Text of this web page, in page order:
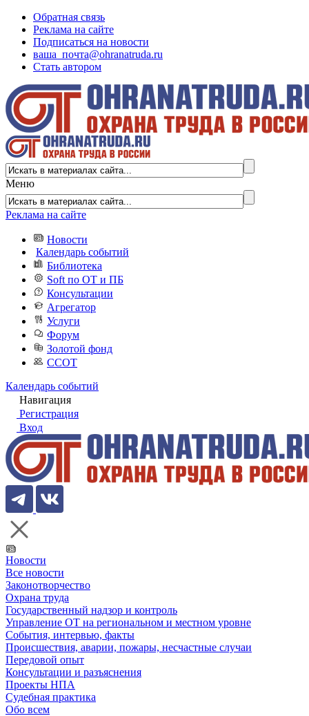
Обратная связь
Реклама на сайте
Подписаться на новости
ваша_почта@ohranatruda.ru
Стать автором
Меню
Реклама на сайте
Новости
Календарь событий
Библиотека
Soft по ОТ и ПБ
Консультации
Агрегатор
Услуги
Форум
Золотой фонд
ССОТ
Календарь событий
Навигация
Регистрация
Вход
Новости
Все новости
Законотворчество
Охрана труда
Государственный надзор и контроль
Управление ОТ на региональном и местном уровне
События, интервью, факты
Происшествия, аварии, пожары, несчастные случаи
Передовой опыт
Консультации и разъяснения
Проекты НПА
Судебная практика
Обо всем